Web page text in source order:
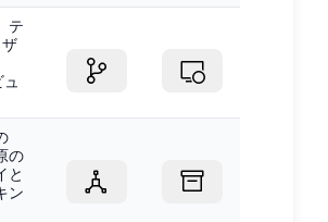
テ
の
と
ン